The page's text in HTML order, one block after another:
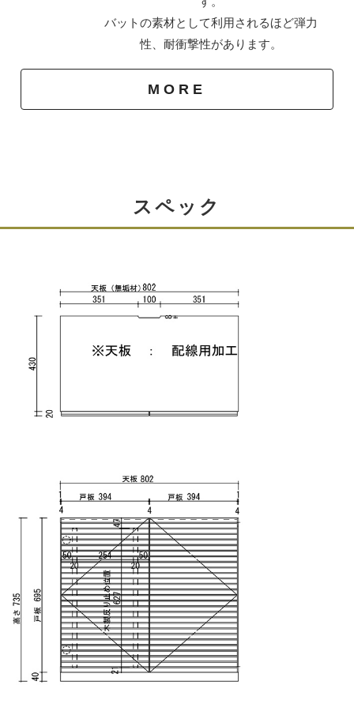
ソフトクローズの扉
ソフトクローズ丁番を使用しているので、強くしめて
も、途中でブレーキがかかり、ゆっくり閉じていきま
す。
永くお使いいただくと、扉の開閉の繰り返しが原因でネ
ジが緩み、がたつきを起こすことがあります。
その場合はドライバーでネジを閉めなおし調整すること
もできます。
気配りの効いた細部の仕様
バットの素材として利用されるほど弾力
性、耐衝撃性があります。
MORE
スペック